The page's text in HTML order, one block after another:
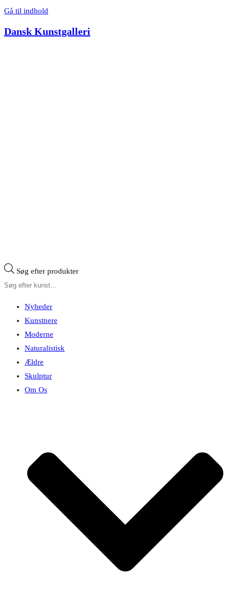
Gå til indhold
Dansk Kunstgalleri
Søg efter produkter
Nyheder
Kunstnere
Moderne
Naturalistisk
Ældre
Skulptur
Om Os